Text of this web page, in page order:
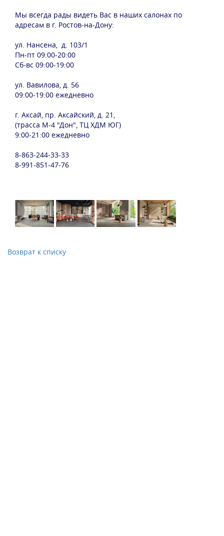
Мы всегда рады видеть Вас в наших салонах по
адресам в г. Ростов-на-Дону:
ул. Нансена, д. 103/1
Пн-пт 09:00-20:00
Сб-вс 09:00-19:00
ул. Вавилова, д. 56
09:00-19:00 ежедневно
г. Аксай, пр. Аксайский, д. 21,
(трасса М-4 "Дон", ТЦ ХДМ ЮГ)
9:00-21:00 ежедневно
8-863-244-33-33
8-991-851-47-76
Возврат к списку